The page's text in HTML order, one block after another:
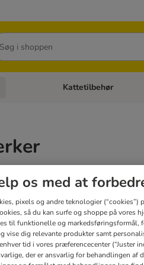
menu: HundetilbehørÅben kategori menu:
Kattetilbehør
os med at
pixels og andre teknologier (“cookies”)
så du kan surfe og shoppe på vores
til funktionelle og markedsføringsformål,
vise dig relevante produkter samt
tid i vores præferencecenter (“Juster
der er ansvarlig for behandlingen af